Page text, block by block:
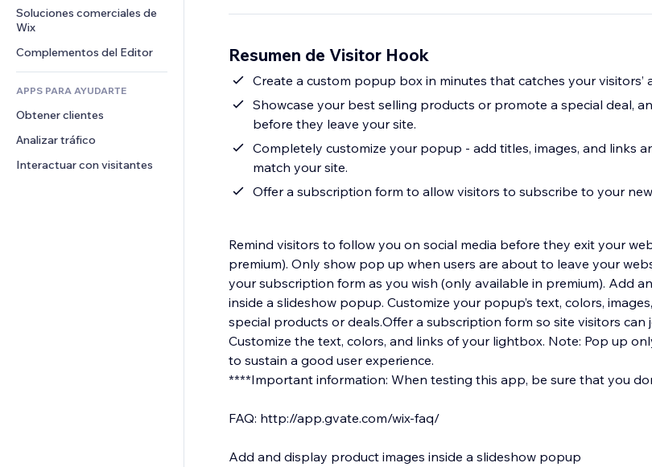
Crowdfunding
Alimentos y bebidas
Noticias
Servicios de contenido
Efectos de texto
Banners e insignias
Calculadoras
Buscar
Teléfono
Comunidad
Reseñas y testimonios
Soluciones comerciales de
Wix
Complementos del Editor
APPS PARA AYUDARTE
Obtener clientes
Analizar tráfico
Interactuar con visitantes
Resumen de Visitor Hook
Create a custom popup box in minutes that catches your visitors’
Showcase your best selling products or promote a special deal,
before they leave your site.
Completely customize your popup - add titles, images, and links
match your site.
Offer a subscription form to allow visitors to subscribe to your
Remind visitors to follow you on social media before they exit your
premium). Only show pop up when users are about to leave your
your subscription form as you wish (only available in premium).​ Add
inside a slideshow popup. Customize your popup’s text, colors,
special products or deals.​Offer a subscription form so site visitors can
Customize the text, colors, and links of your lightbox. Note: Pop up
to sustain a good user experience.
****Important information: When testing this app, be sure that you don't have a pop-up blocker.
FAQ: http://app.gvate.com/wix-faq/
Add and display product images inside a slideshow popup